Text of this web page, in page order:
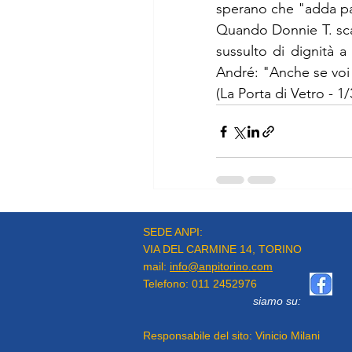
sperano che "adda
Quando Donnie T.
sussulto di dignità
André: "Anche se
(La Porta di Vetro - 1/
Scrivi un
SEDE ANPI:
VIA DEL CARMINE 14, TORINO
mail: info@anpitorino.com
Telefono: 011 2452976
siamo su:
Responsabile del sito: Vinicio Milani